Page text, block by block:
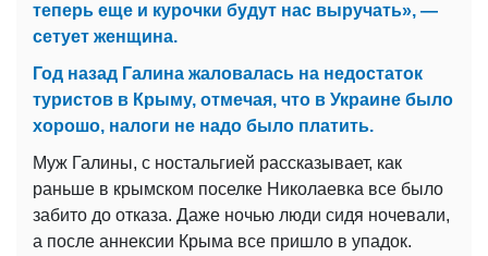
теперь еще и курочки будут нас выручать», —
сетует женщина.
Год назад Галина жаловалась на недостаток
туристов в Крыму, отмечая, что в Украине было
хорошо, налоги не надо было платить.
Муж Галины, с ностальгией рассказывает, как
раньше в крымском поселке Николаевка все было
забито до отказа. Даже ночью люди сидя ночевали,
а после аннексии Крыма все пришло в упадок.